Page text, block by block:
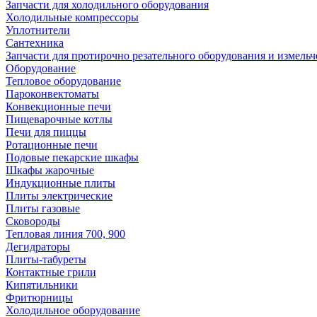
Запчасти для холодильного оборудования
Холодильные компрессоры
Уплотнители
Сантехника
Запчасти для протирочно резательного оборудования и
Оборудование
Тепловое оборудование
Пароконвектоматы
Конвекционные печи
Пищеварочные котлы
Печи для пиццы
Ротационные печи
Подовые пекарские шкафы
Шкафы жарочные
Индукционные плиты
Плиты электрические
Плиты газовые
Сковороды
Тепловая линия 700, 900
Дегидраторы
Плиты-табуреты
Контактные грили
Кипятильники
Фритюрницы
Холодильное оборудование